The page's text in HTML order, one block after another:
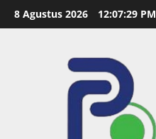
8 Agustus 2026 12:07:31 PM